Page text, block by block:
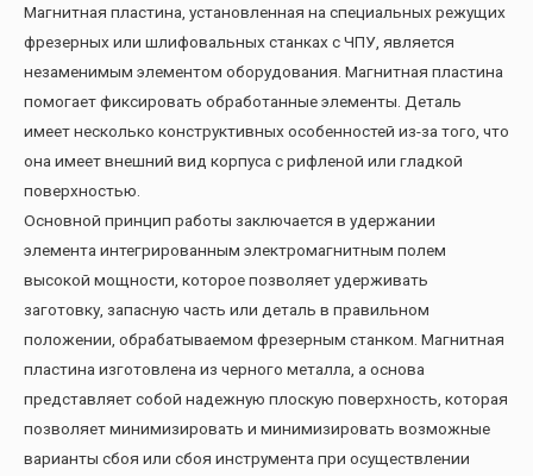
Магнитная пластина, установленная на специальных режущих
фрезерных или шлифовальных станках с ЧПУ, является
незаменимым элементом оборудования. Магнитная пластина
помогает фиксировать обработанные элементы. Деталь
имеет несколько конструктивных особенностей из-за того, что
она имеет внешний вид корпуса с рифленой или гладкой
поверхностью.
Основной принцип работы заключается в удержании
элемента интегрированным электромагнитным полем
высокой мощности, которое позволяет удерживать
заготовку, запасную часть или деталь в правильном
положении, обрабатываемом фрезерным станком. Магнитная
пластина изготовлена из черного металла, а основа
представляет собой надежную плоскую поверхность, которая
позволяет минимизировать и минимизировать возможные
варианты сбоя или сбоя инструмента при осуществлении